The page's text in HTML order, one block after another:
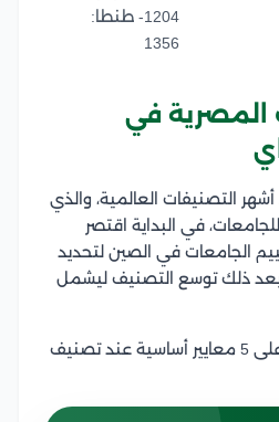
1204- طنطا:
1356
المصرية في
التصنيفات العالمية، والذي
في البداية اقتصر
الجامعات في الصين لتحديد
بعد ذلك توسع التصنيف ليشمل
يستند تصنيف شنغهاي على 5 معايير أساسية عند تصنيف